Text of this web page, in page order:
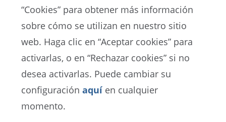
EN ES FR
Términos de Servicio
Contacto con la FIFA
Cookies
“Cookies” para obtener más información
sobre cómo se utilizan en nuestro sitio
web. Haga clic en “Aceptar cookies” para
activarlas, o en “Rechazar cookies” si no
desea activarlas. Puede cambiar su
configuración aquí en cualquier
momento.